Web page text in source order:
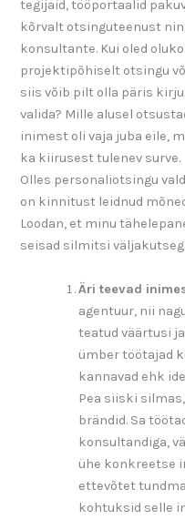
tegijaid, tööportaalid
kõrvalt otsinguteenust
konsultante. Kui oled
projektipõhiselt otsingu
siis võib pilt olla päris
valida? Mille alusel
inimest oli vaja juba eile,
ka kiirusest tulenev surve.
Olles personaliotsingu
on kinnitust leidnud
Loodan, et minu
seisad silmitsi
Äri teevad
agentuur, nii
teatud väärtusi
ümber töötajad
kannavad ehk
Pea siiski
brändid. Sa
konsultandiga,
ühe konkreetse
ettevõtet
kohtuksid selle